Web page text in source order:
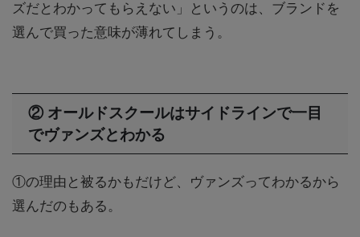
ズだとわかってもらえない」というのは、ブランドを
選んで買った意味が薄れてしまう。
② オールドスクールはサイドラインで一目
でヴァンズとわかる
①の理由と被るかもだけど、ヴァンズってわかるから
選んだのもある。